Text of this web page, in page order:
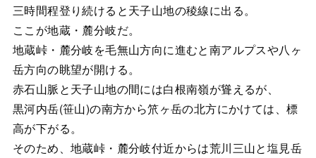
三時間程登り続けると天子山地の稜線に出る。
ここが地蔵・麓分岐だ。
地蔵峠・麓分岐を毛無山方向に進むと南アルプスや八ヶ
岳方向の眺望が開ける。
赤石山脈と天子山地の間には白根南嶺が聳えるが、
黒河内岳(笹山)の南方から笊ヶ岳の北方にかけては、標
高が下がる。
そのため、地蔵峠・麓分岐付近からは荒川三山と塩見岳